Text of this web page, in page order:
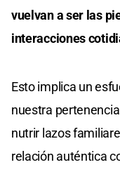
vuelvan a ser las
interacciones
Esto implica un
nuestra
nutrir lazos
relación auténtica